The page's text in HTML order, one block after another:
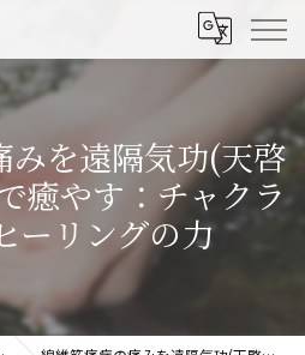
みを遠隔気功(天啓
癒やす：チャクラ
ーリングの力